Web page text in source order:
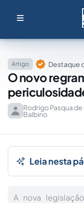
Artigo Destaque
O novo
Rodrigo Pasqua
Balbino
Leia nesta
A nova